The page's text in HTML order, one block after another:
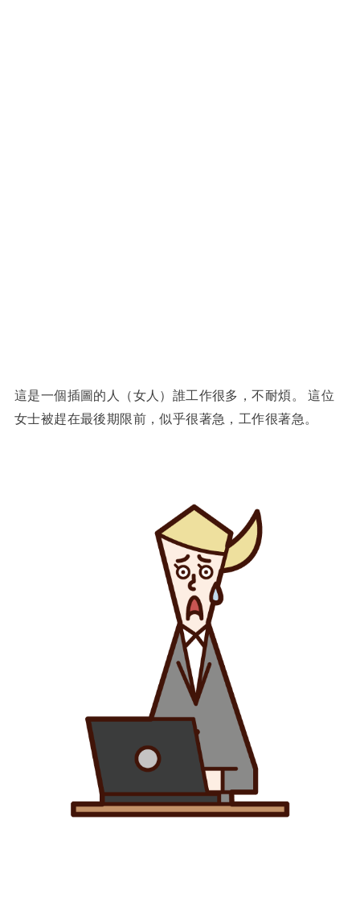
這是一個插圖的人（女人）誰工作很多，不耐煩。 這位
女士被趕在最後期限前，似乎很著急，工作很著急。